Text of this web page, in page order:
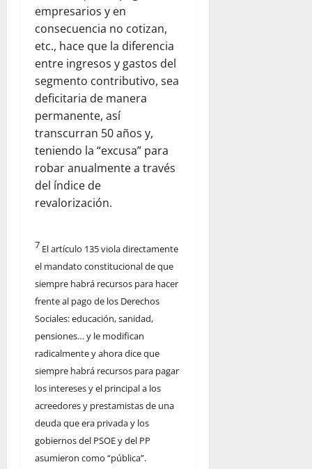
empresarios y en
consecuencia no cotizan,
etc., hace que la diferencia
entre ingresos y gastos del
segmento contributivo, sea
deficitaria de manera
permanente, así
transcurran 50 años y,
teniendo la “excusa” para
robar anualmente a través
del índice de
revalorización.
7 El artículo 135 viola directamente
el mandato constitucional de que
siempre habrá recursos para hacer
frente al pago de los Derechos
Sociales: educación, sanidad,
pensiones… y le modifican
radicalmente y ahora dice que
siempre habrá recursos para pagar
los intereses y el principal a los
acreedores y prestamistas de una
deuda que era privada y los
gobiernos del PSOE y del PP
asumieron como “pública”.